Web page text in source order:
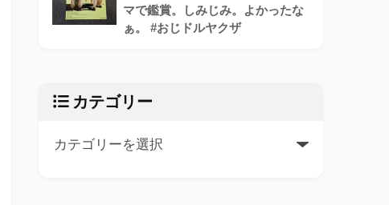
マで鑑賞。しみじみ。よかったな
ぁ。 #おじドルヤクザ
カテゴリー